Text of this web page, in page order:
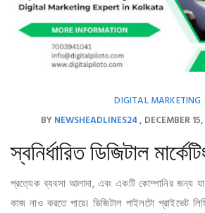
DIGITAL MARKETING
BYNEWSHEADLINES24 DECEMBER
স্বনির্ধারিত ডিজিটাল
প্রত্যেক ব্যবসা আলাদা, এবং একটি কোম্পানির জন্য
কাজ নাও করতে পারে। ডিজিটাল পাইলটো প্রাইভেট